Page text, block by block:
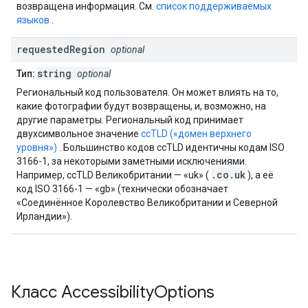
возвращена информация. См. список поддерживаемых
языков
requestedRegion optional
Тип: string optional
Региональный код пользователя. Он может влиять на то,
какие фотографии будут возвращены, и, возможно, на
другие параметры. Региональный код принимает
двухсимвольное значение ccTLD («домен верхнего
уровня») . Большинство кодов ccTLD идентичны кодам ISO
3166-1, за некоторыми заметными исключениями.
Например, ccTLD Великобритании — «uk» ( .co.uk), а её
код ISO 3166-1 — «gb» (технически обозначает
«Соединённое Королевство Великобритании и Северной
Ирландии»).
Класс AccessibilityOptions